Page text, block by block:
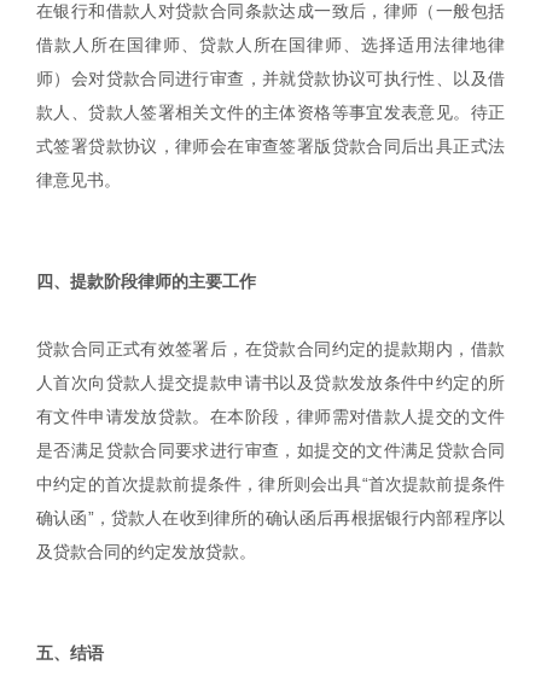
在银行和借款人对贷款合同条款达成一致后，律师（一般包括
借款人所在国律师、贷款人所在国律师、选择适用法律地律
师）会对贷款合同进行审查，并就贷款协议可执行性、以及借
款人、贷款人签署相关文件的主体资格等事宜发表意见。待正
式签署贷款协议，律师会在审查签署版贷款合同后出具正式法
律意见书。
四、提款阶段律师的主要工作
贷款合同正式有效签署后，在贷款合同约定的提款期内，借款
人首次向贷款人提交提款申请书以及贷款发放条件中约定的所
有文件申请发放贷款。在本阶段，律师需对借款人提交的文件
是否满足贷款合同要求进行审查，如提交的文件满足贷款合同
中约定的首次提款前提条件，律所则会出具“首次提款前提条件
确认函”，贷款人在收到律所的确认函后再根据银行内部程序以
及贷款合同的约定发放贷款。
五、结语